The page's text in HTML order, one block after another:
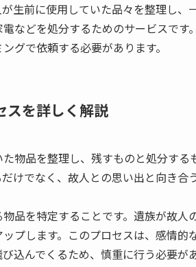
生前に使用していた品々を整理し、
などを処分するためのサービスです
グで依頼する必要があります。
スを詳しく解説
物品を整理し、残すものと処分する
けでなく、故人との思い出と向き合
品を特定することです。遺族が故人
プします。このプロセスは、感情的
込んでくるため、慎重に行う必要が